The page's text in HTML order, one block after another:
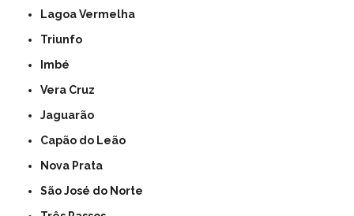
Lagoa Vermelha
Triunfo
Imbé
Vera Cruz
Jaguarão
Capão do Leão
Nova Prata
São José do Norte